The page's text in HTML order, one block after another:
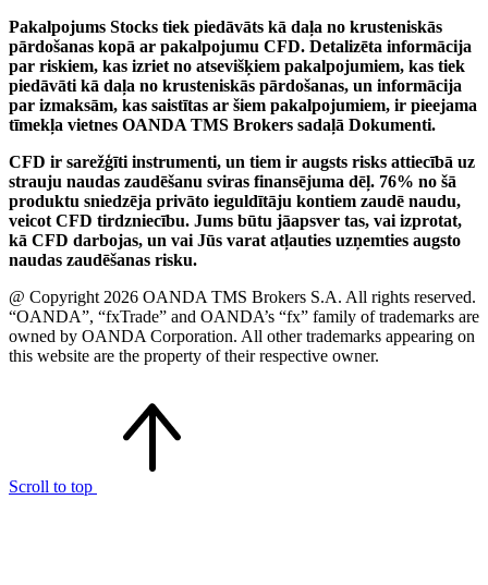
Pakalpojums Stocks tiek piedāvāts kā daļa no krusteniskās
pārdošanas kopā ar pakalpojumu CFD. Detalizēta informācija
par riskiem, kas izriet no atsevišķiem pakalpojumiem, kas tiek
piedāvāti kā daļa no krusteniskās pārdošanas, un informācija
par izmaksām, kas saistītas ar šiem pakalpojumiem, ir pieejama
tīmekļa vietnes OANDA TMS Brokers sadaļā Dokumenti.
CFD ir sarežģīti instrumenti, un tiem ir augsts risks attiecībā uz
strauju naudas zaudēšanu sviras finansējuma dēļ. 76% no šā
produktu sniedzēja privāto ieguldītāju kontiem zaudē naudu,
veicot CFD tirdzniecību. Jums būtu jāapsver tas, vai izprotat,
kā CFD darbojas, un vai Jūs varat atļauties uzņemties augsto
naudas zaudēšanas risku.
@ Copyright 2026 OANDA TMS Brokers S.A. All rights reserved.
“OANDA”, “fxTrade” and OANDA’s “fx” family of trademarks are
owned by OANDA Corporation. All other trademarks appearing on
this website are the property of their respective owner.
Scroll to top